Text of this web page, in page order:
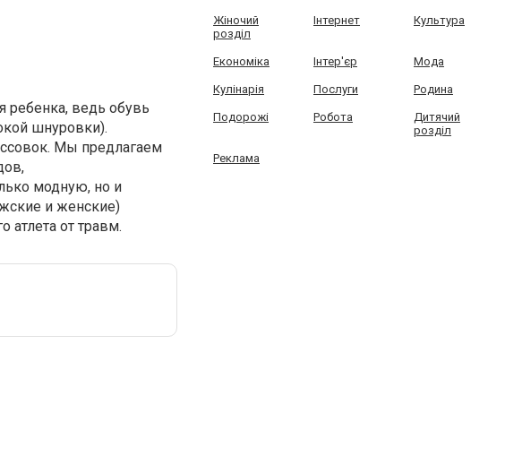
ведь обувь
шнуровки).
Мы предлагаем
модную, но и
и женские)
атлета от травм.
Жіночий
розділ
Інтернет Культура
Економіка Інтер'єр Мода
Кулінарія Послуги Родина
Подорожі Робота
Дитячий
розділ
Реклама